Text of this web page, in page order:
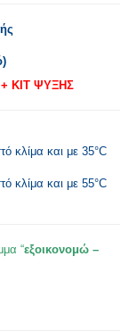
+ KIT ΨΥΞΗΣ
κλίμα και με 35°C
κλίμα και με 55°C
“εξοικονομώ –